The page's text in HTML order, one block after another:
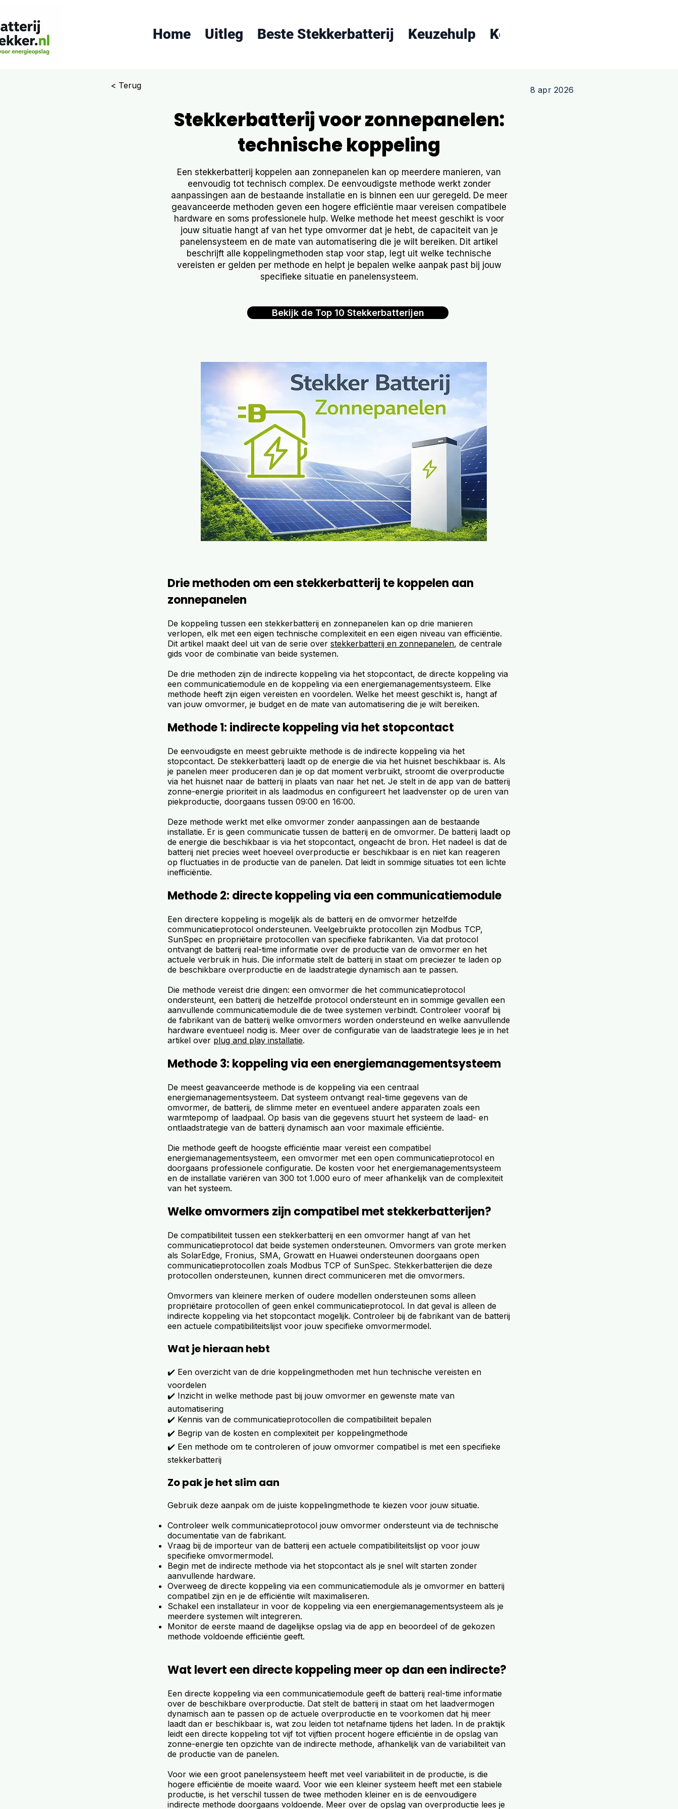
Home Uitleg Beste Stekkerbatterij Keuzehulp Koopgids
< Terug 8 apr 2026
Stekkerbatterij voor zonnepanelen:
technische koppeling
Een stekkerbatterij koppelen aan zonnepanelen kan op meerdere manieren, van
eenvoudig tot technisch complex. De eenvoudigste methode werkt zonder
aanpassingen aan de bestaande installatie en is binnen een uur geregeld. De meer
geavanceerde methoden geven een hogere efficiëntie maar vereisen compatibele
hardware en soms professionele hulp. Welke methode het meest geschikt is voor
jouw situatie hangt af van het type omvormer dat je hebt, de capaciteit van je
panelensysteem en de mate van automatisering die je wilt bereiken. Dit artikel
beschrijft alle koppelingmethoden stap voor stap, legt uit welke technische
vereisten er gelden per methode en helpt je bepalen welke aanpak past bij jouw
specifieke situatie en panelensysteem.
Bekijk de Top 10 Stekkerbatterijen
Drie methoden om een stekkerbatterij te koppelen aan
zonnepanelen
De koppeling tussen een stekkerbatterij en zonnepanelen kan op drie manieren
verlopen, elk met een eigen technische complexiteit en een eigen niveau van efficiëntie.
Dit artikel maakt deel uit van de serie over stekkerbatterij en zonnepanelen, de centrale
gids voor de combinatie van beide systemen.
De drie methoden zijn de indirecte koppeling via het stopcontact, de directe koppeling via
een communicatiemodule en de koppeling via een energiemanagementsysteem. Elke
methode heeft zijn eigen vereisten en voordelen. Welke het meest geschikt is, hangt af
van jouw omvormer, je budget en de mate van automatisering die je wilt bereiken.
Methode 1: indirecte koppeling via het stopcontact
De eenvoudigste en meest gebruikte methode is de indirecte koppeling via het
stopcontact. De stekkerbatterij laadt op de energie die via het huisnet beschikbaar is. Als
je panelen meer produceren dan je op dat moment verbruikt, stroomt die overproductie
via het huisnet naar de batterij in plaats van naar het net. Je stelt in de app van de batterij
zonne-energie prioriteit in als laadmodus en configureert het laadvenster op de uren van
piekproductie, doorgaans tussen 09:00 en 16:00.
Deze methode werkt met elke omvormer zonder aanpassingen aan de bestaande
installatie. Er is geen communicatie tussen de batterij en de omvormer. De batterij laadt op
de energie die beschikbaar is via het stopcontact, ongeacht de bron. Het nadeel is dat de
batterij niet precies weet hoeveel overproductie er beschikbaar is en niet kan reageren
op fluctuaties in de productie van de panelen. Dat leidt in sommige situaties tot een lichte
inefficiëntie.
Methode 2: directe koppeling via een communicatiemodule
Een directere koppeling is mogelijk als de batterij en de omvormer hetzelfde
communicatieprotocol ondersteunen. Veelgebruikte protocollen zijn Modbus TCP,
SunSpec en propriëtaire protocollen van specifieke fabrikanten. Via dat protocol
ontvangt de batterij real-time informatie over de productie van de omvormer en het
actuele verbruik in huis. Die informatie stelt de batterij in staat om preciezer te laden op
de beschikbare overproductie en de laadstrategie dynamisch aan te passen.
Die methode vereist drie dingen: een omvormer die het communicatieprotocol
ondersteunt, een batterij die hetzelfde protocol ondersteunt en in sommige gevallen een
aanvullende communicatiemodule die de twee systemen verbindt. Controleer vooraf bij
de fabrikant van de batterij welke omvormers worden ondersteund en welke aanvullende
hardware eventueel nodig is. Meer over de configuratie van de laadstrategie lees je in het
artikel over plug and play installatie.
Methode 3: koppeling via een energiemanagementsysteem
De meest geavanceerde methode is de koppeling via een centraal
energiemanagementsysteem. Dat systeem ontvangt real-time gegevens van de
omvormer, de batterij, de slimme meter en eventueel andere apparaten zoals een
warmtepomp of laadpaal. Op basis van die gegevens stuurt het systeem de laad- en
ontlaadstrategie van de batterij dynamisch aan voor maximale efficiëntie.
Die methode geeft de hoogste efficiëntie maar vereist een compatibel
energiemanagementsysteem, een omvormer met een open communicatieprotocol en
doorgaans professionele configuratie. De kosten voor het energiemanagementsysteem
en de installatie variëren van 300 tot 1.000 euro of meer afhankelijk van de complexiteit
van het systeem.
Welke omvormers zijn compatibel met stekkerbatterijen?
De compatibiliteit tussen een stekkerbatterij en een omvormer hangt af van het
communicatieprotocol dat beide systemen ondersteunen. Omvormers van grote merken
als SolarEdge, Fronius, SMA, Growatt en Huawei ondersteunen doorgaans open
communicatieprotocollen zoals Modbus TCP of SunSpec. Stekkerbatterijen die deze
protocollen ondersteunen, kunnen direct communiceren met die omvormers.
Omvormers van kleinere merken of oudere modellen ondersteunen soms alleen
propriëtaire protocollen of geen enkel communicatieprotocol. In dat geval is alleen de
indirecte koppeling via het stopcontact mogelijk. Controleer bij de fabrikant van de batterij
een actuele compatibiliteitslijst voor jouw specifieke omvormermodel.
Wat je hieraan hebt
✔️ Een overzicht van de drie koppelingmethoden met hun technische vereisten en
voordelen
✔️ Inzicht in welke methode past bij jouw omvormer en gewenste mate van
automatisering
✔️ Kennis van de communicatieprotocollen die compatibiliteit bepalen
✔️ Begrip van de kosten en complexiteit per koppelingmethode
✔️ Een methode om te controleren of jouw omvormer compatibel is met een specifieke
stekkerbatterij
Zo pak je het slim aan
Gebruik deze aanpak om de juiste koppelingmethode te kiezen voor jouw situatie.
Controleer welk communicatieprotocol jouw omvormer ondersteunt via de technische
documentatie van de fabrikant.
Vraag bij de importeur van de batterij een actuele compatibiliteitslijst op voor jouw
specifieke omvormermodel.
Begin met de indirecte methode via het stopcontact als je snel wilt starten zonder
aanvullende hardware.
Overweeg de directe koppeling via een communicatiemodule als je omvormer en batterij
compatibel zijn en je de efficiëntie wilt maximaliseren.
Schakel een installateur in voor de koppeling via een energiemanagementsysteem als je
meerdere systemen wilt integreren.
Monitor de eerste maand de dagelijkse opslag via de app en beoordeel of de gekozen
methode voldoende efficiëntie geeft.
Wat levert een directe koppeling meer op dan een indirecte?
Een directe koppeling via een communicatiemodule geeft de batterij real-time informatie
over de beschikbare overproductie. Dat stelt de batterij in staat om het laadvermogen
dynamisch aan te passen op de actuele overproductie en te voorkomen dat hij meer
laadt dan er beschikbaar is, wat zou leiden tot netafname tijdens het laden. In de praktijk
leidt een directe koppeling tot vijf tot vijftien procent hogere efficiëntie in de opslag van
zonne-energie ten opzichte van de indirecte methode, afhankelijk van de variabiliteit van
de productie van de panelen.
Voor wie een groot panelensysteem heeft met veel variabiliteit in de productie, is die
hogere efficiëntie de moeite waard. Voor wie een kleiner systeem heeft met een stabiele
productie, is het verschil tussen de twee methoden kleiner en is de eenvoudigere
indirecte methode doorgaans voldoende. Meer over de opslag van overproductie lees je